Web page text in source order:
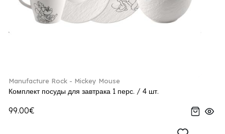
Manufacture Rock - Mickey Mouse
Комплект посуды для завтрака 1 перс. / 4 шт.
99.00€